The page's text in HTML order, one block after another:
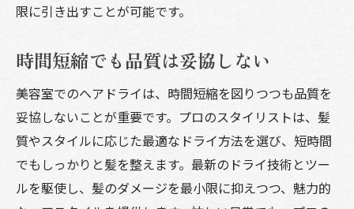
の効果
プロが教える髪質別の注意点
変わる手触りで実感できる効果
特殊技術で実現する髪質改善
根本から変わるボリューム感
髪質に応じたスタイリング法
髪へのダメージを抑える美容室のヘアドライ技
限に引き出すことが可能です。
時間短縮でも品質は妥協しない
美容室でのヘアドライは、時間短縮を図りつつも品質を
妥協しないことが重要です。プロのスタイリストは、髪
質やスタイルに応じた最適なドライ方法を選び、短時間
でもしっかりと髪を整えます。最新のドライ技術とツー
ルを駆使し、髪のダメージを最小限に抑えつつ、魅力的